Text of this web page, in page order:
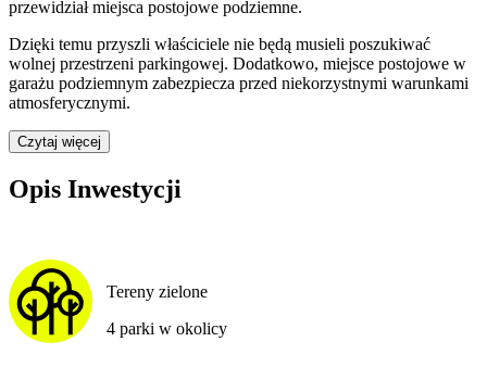
przewidziałmiejsca postojowe podziemne.
Dzięki temu przyszli właściciele nie będą musieli poszukiwać
wolnej przestrzeni parkingowej. Dodatkowo, miejsce postojowe w
garażu podziemnym zabezpiecza przed niekorzystnymi warunkami
atmosferycznymi.
Czytaj więcej
Opis Inwestycji
Tereny zielone
4 parki w okolicy